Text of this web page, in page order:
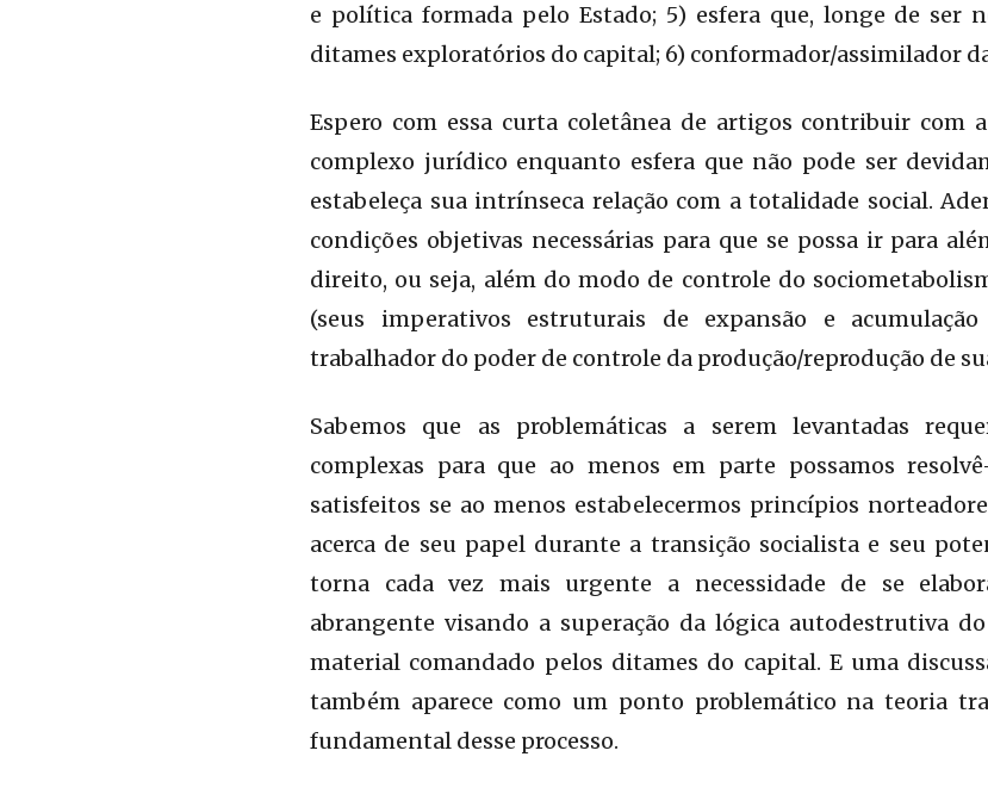
e política formada pelo Estado; 5) esfera que, longe de ser
ditames exploratórios do capital; 6) conformador/assimilador
Espero com essa curta coletânea de artigos contribuir com
complexo jurídico enquanto esfera que não pode ser
estabeleça sua intrínseca relação com a totalidade social.
condições objetivas necessárias para que se possa ir para
direito, ou seja, além do modo de controle do
(seus imperativos estruturais de expansão e
trabalhador do poder de controle da produção/reprodução de
Sabemos que as problemáticas a serem levantadas
complexas para que ao menos em parte possamos
satisfeitos se ao menos estabelecermos princípios
acerca de seu papel durante a transição socialista e seu
torna cada vez mais urgente a necessidade de se
abrangente visando a superação da lógica autodestrutiva
material comandado pelos ditames do capital. E uma
também aparece como um ponto problemático na teoria
fundamental desse processo.